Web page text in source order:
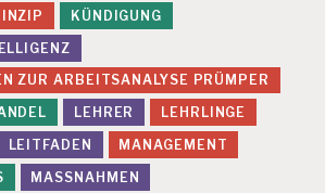
KÜNDIGUNG
ZUR ARBEITSANALYSE PRÜMPER
LEHRER
LEHRLINGE
LEITFADEN
MANAGEMENT
MASSNAHMEN